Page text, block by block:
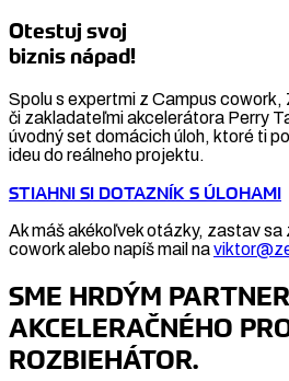
Otestuj svoj
biznis nápad!
Spolu s expertmi z Campus cowork,
či zakladateľmi akcelerátora Perry
úvodný set domácich úloh, ktoré ti
ideu do reálneho projektu.
STIAHNI SI DOTAZNÍK S ÚLOHAMI
Ak máš akékoľvek otázky, zastav sa
cowork alebo napíš mail na
SME HRDÝM
AKCELERAČNÉHO
ROZBIEHÁTOR.